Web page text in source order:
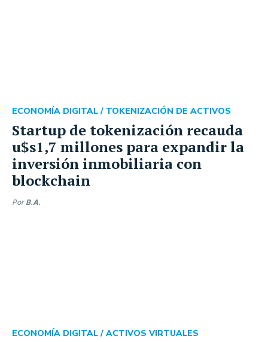
Startup de tokenización recauda
u$s1,7 millones para expandir la
inversión inmobiliaria con
blockchain
ECONOMÍA DIGITAL / TOKENIZACIÓN DE ACTIVOS
Por B.A.
ECONOMÍA DIGITAL / ACTIVOS VIRTUALES